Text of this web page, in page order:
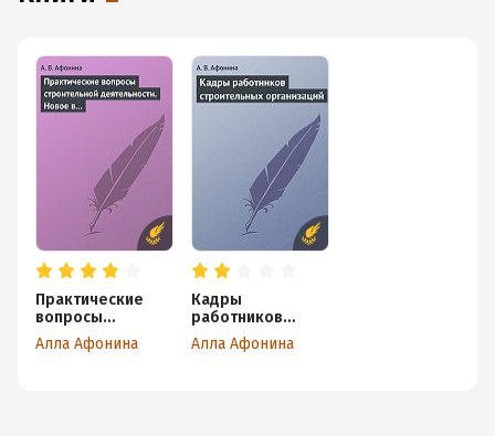
Практические
вопросы
строительной
деятельности.
Алла Афонина
Кадры
работников
строительных
организаций
Алла Афонина